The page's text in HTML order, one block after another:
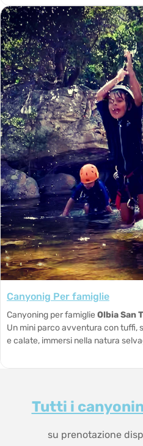
Canyonig Per famiglie
Canyoning per famiglie Olbia San
Un mini parco avventura con tuffi,
e calate, immersi nella natura
Tutti i
su prenotazione